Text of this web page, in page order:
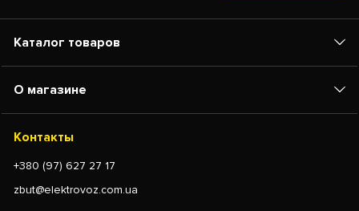
Каталог товаров
О магазине
Контакты
+380 (97) 627 27 17
zbut@elektrovoz.com.ua